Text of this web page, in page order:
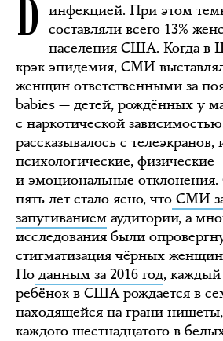
инфекцией. При этом
составляли всего 13%
населения США. Когда в
крэк-эпидемия, СМИ
женщин ответственными за
babies — детей, рождённых у
с наркотической
рассказывалось с
психологические, физические
и эмоциональные отклонения.
пять лет стало ясно, что СМИ
запугиванием аудитории, а
исследования были
стигматизация чёрных
По данным за 2016 год,
ребёнок в США рождается в
находящейся на грани
каждого шестнадцатого в